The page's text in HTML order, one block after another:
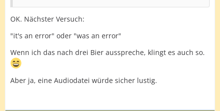
OK. Nächster Versuch:
"it's an error" oder "was an error"
Wenn ich das nach drei Bier ausspreche, klingt es auch so.
Aber ja, eine Audiodatei würde sicher lustig.